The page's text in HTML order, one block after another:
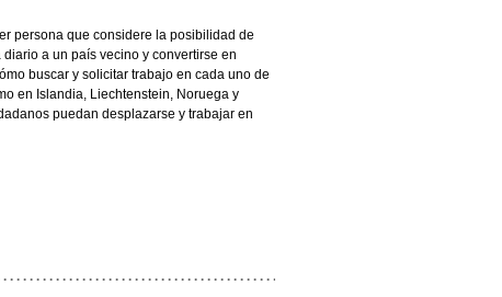
persona que considere la posibilidad de
a un país vecino y convertirse en
buscar y solicitar trabajo en cada uno de
en Islandia, Liechtenstein, Noruega y
puedan desplazarse y trabajar en